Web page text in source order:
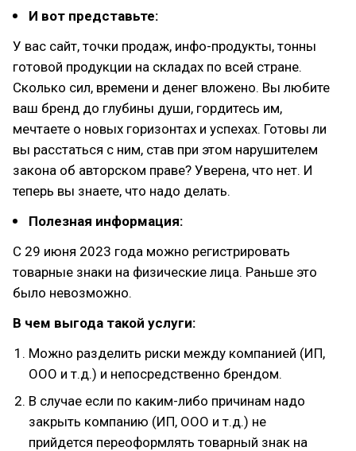
И вот представьте:
У вас сайт, точки продаж, инфо-продукты, тонны
готовой продукции на складах по всей стране.
Сколько сил, времени и денег вложено. Вы любите
ваш бренд до глубины души, гордитесь им,
мечтаете о новых горизонтах и успехах. Готовы ли
вы расстаться с ним, став при этом нарушителем
закона об авторском праве? Уверена, что нет. И
теперь вы знаете, что надо делать.
Полезная информация:
С 29 июня 2023 года можно регистрировать
товарные знаки на физические лица. Раньше это
было невозможно.
В чем выгода такой услуги:
Можно разделить риски между компанией (ИП,
ООО и т.д.) и непосредственно брендом.
В случае если по каким-либо причинам надо
закрыть компанию (ИП, ООО и т.д.) не
прийдется переоформлять товарный знак на